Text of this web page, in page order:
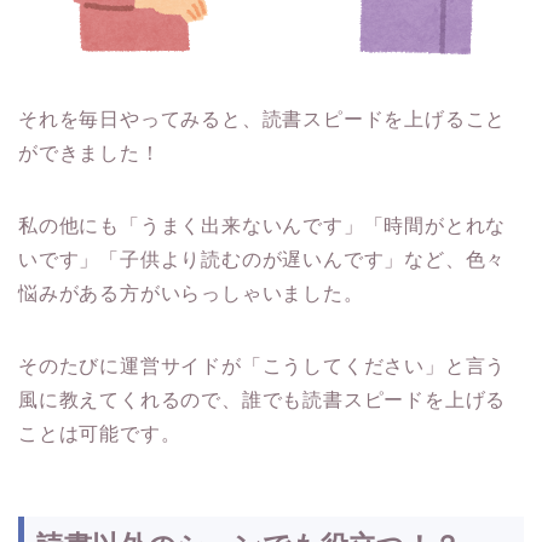
それを毎日やってみると、読書スピードを上げること
ができました！
私の他にも「うまく出来ないんです」「時間がとれな
いです」「子供より読むのが遅いんです」など、色々
悩みがある方がいらっしゃいました。
そのたびに運営サイドが「こうしてください」と言う
風に教えてくれるので、誰でも読書スピードを上げる
ことは可能です。